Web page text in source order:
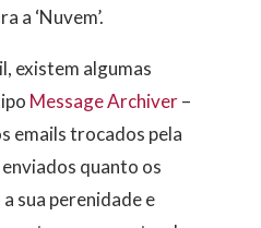
a ‘Nuvem’.
existem algumas
Message Archiver–
emails trocados pela
quanto os
sua perenidade e